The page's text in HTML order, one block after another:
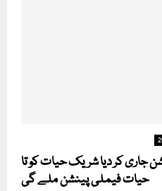
جاری کر دیا شریک حیات کو تا
حیات فیملی پینشن ملے گی